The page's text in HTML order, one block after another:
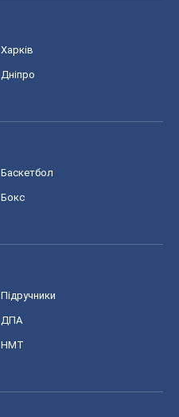
Харків
Дніпро
Баскетбол
Бокс
Підручники
ДПА
НМТ